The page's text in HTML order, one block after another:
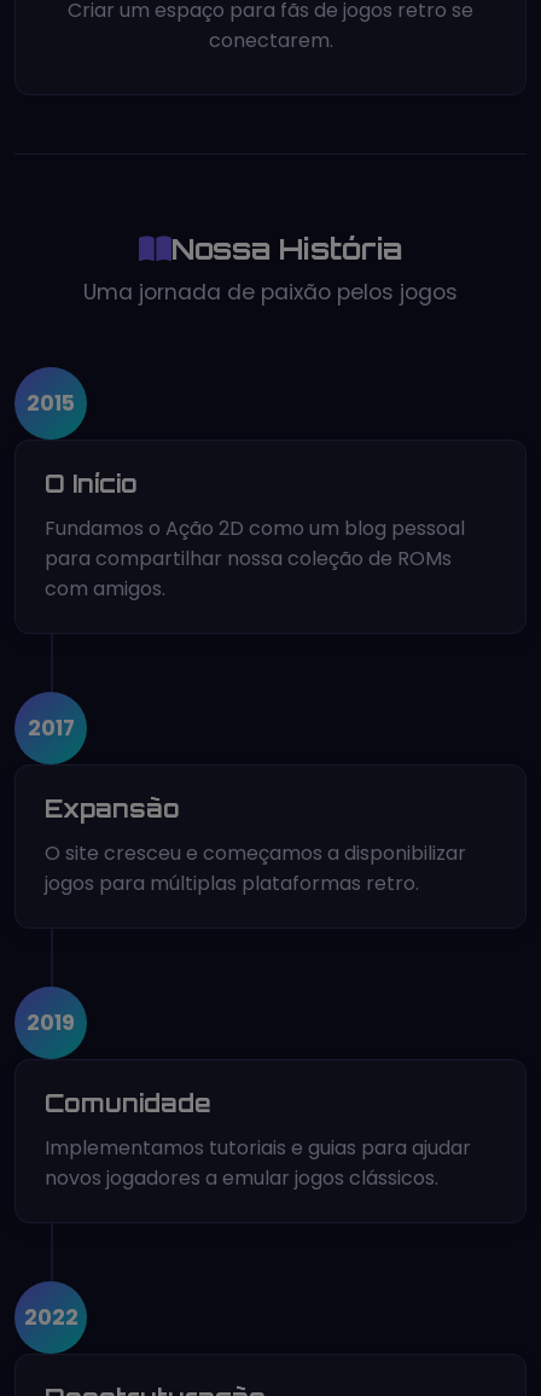
Criar um espaço para fãs de jogos retro se
conectarem.
Nossa História
Uma jornada de paixão pelos jogos
2015
O Início
Fundamos o Ação 2D como um blog pessoal
para compartilhar nossa coleção de ROMs
com amigos.
2017
Expansão
O site cresceu e começamos a disponibilizar
jogos para múltiplas plataformas retro.
2019
Comunidade
Implementamos tutoriais e guias para ajudar
novos jogadores a emular jogos clássicos.
2022